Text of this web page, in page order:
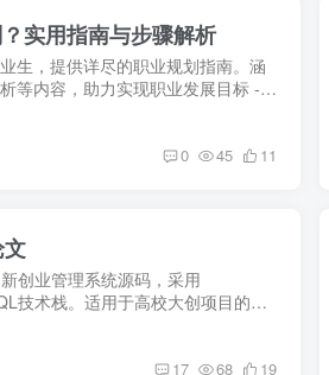
实用指南与步骤解析
生，提供详尽的职业规划指南。涵
等内容，助力实现职业发展目标 -
0 45 11
创业管理系统源码，采用
技术栈。适用于高校大创项目的信
海...
17 68 19